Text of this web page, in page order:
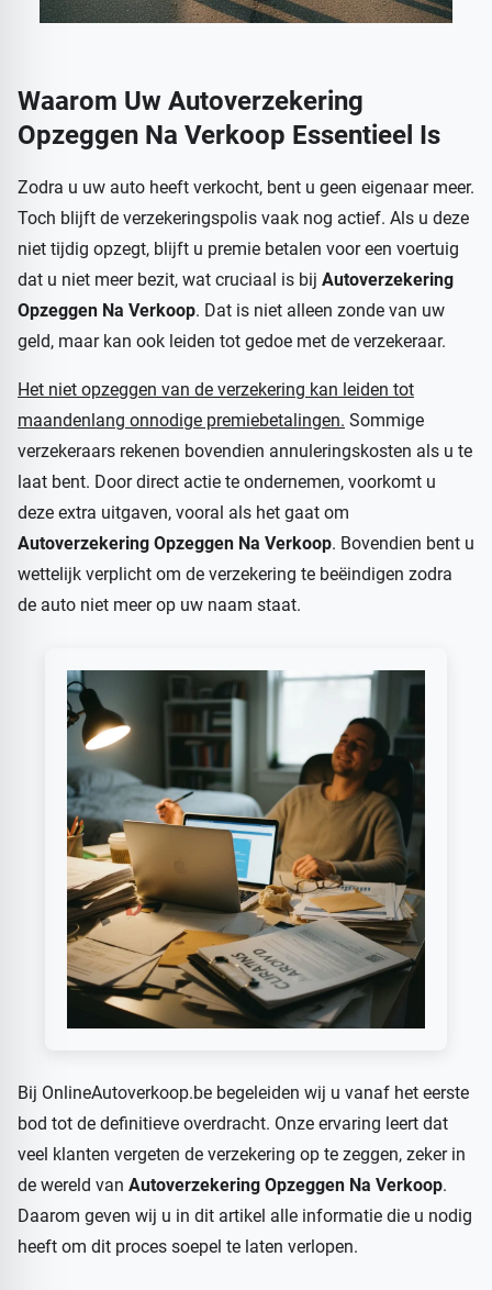
Waarom Uw Autoverzekering
Opzeggen Na Verkoop Essentieel Is
Zodra u uw auto heeft verkocht, bent u geen eigenaar meer.
Toch blijft de verzekeringspolis vaak nog actief. Als u deze
niet tijdig opzegt, blijft u premie betalen voor een voertuig
dat u niet meer bezit, wat cruciaal is bij Autoverzekering
Opzeggen Na Verkoop. Dat is niet alleen zonde van uw
geld, maar kan ook leiden tot gedoe met de verzekeraar.
Het niet opzeggen van de verzekering kan leiden tot
maandenlang onnodige premiebetalingen. Sommige
verzekeraars rekenen bovendien annuleringskosten als u te
laat bent. Door direct actie te ondernemen, voorkomt u
deze extra uitgaven, vooral als het gaat om
Autoverzekering Opzeggen Na Verkoop. Bovendien bent u
wettelijk verplicht om de verzekering te beëindigen zodra
de auto niet meer op uw naam staat.
Bij OnlineAutoverkoop.be begeleiden wij u vanaf het eerste
bod tot de definitieve overdracht. Onze ervaring leert dat
veel klanten vergeten de verzekering op te zeggen, zeker in
de wereld van Autoverzekering Opzeggen Na Verkoop.
Daarom geven wij u in dit artikel alle informatie die u nodig
heeft om dit proces soepel te laten verlopen.